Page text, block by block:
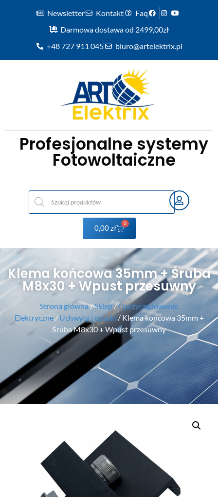
Newsletter Kontakt
Faq
Darmowa dostawa od 2499,00zł
+48 727 911 045
biuro@artelektrix.pl
Profesjonalne systemy
Fotowoltaiczne
0,00zł
0
Klema końcowa 35mm + Śruba
M8x30 + Wpust przesuwny
Strona główna/Sklep/Oprzyrządowanie
Elektryczne/ Uchwyty i opaski/ Klema końcowa 35mm +
Śruba M8x30 + Wpust przesuwny